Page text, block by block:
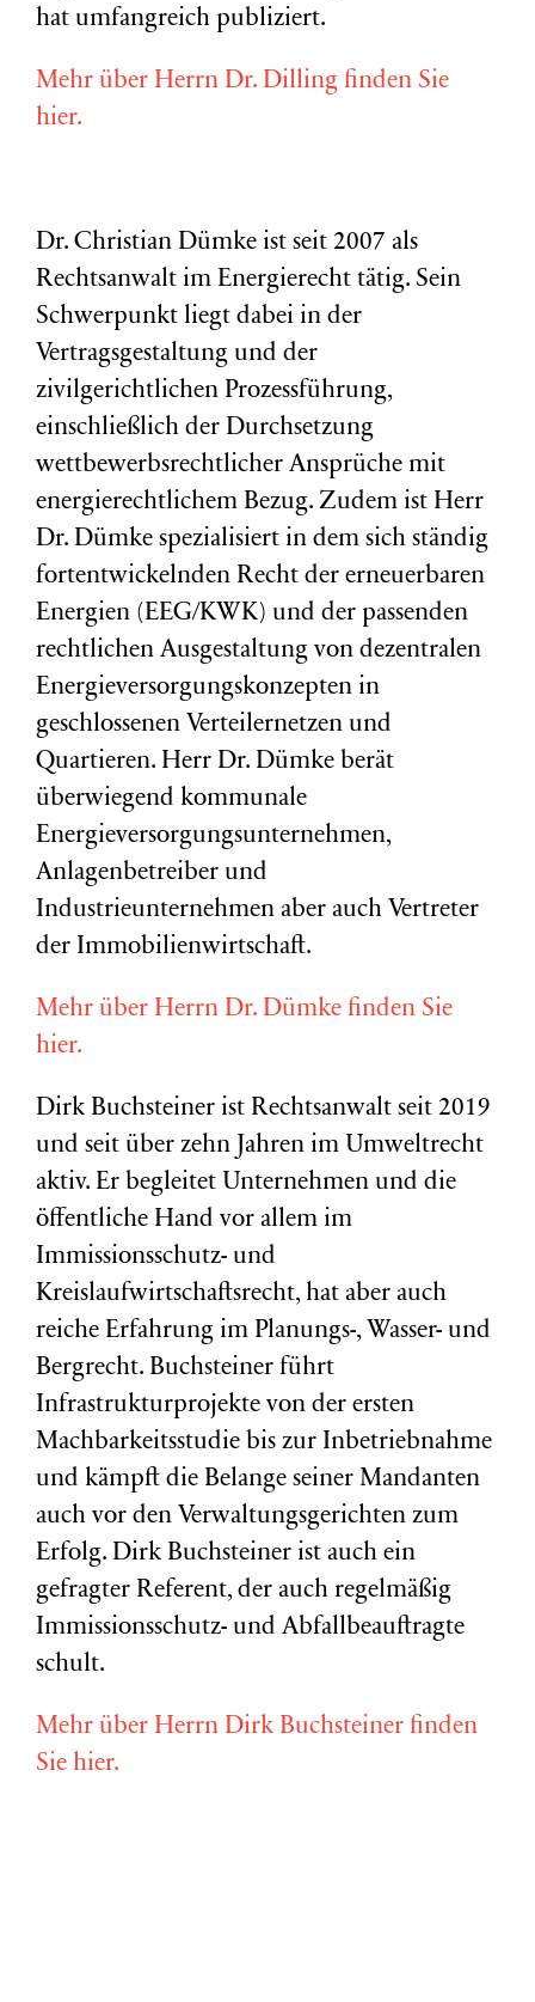
hat umfangreich publiziert.
Mehr über Herrn Dr. Dilling finden Sie
hier.
Dr. Christian Dümke ist seit 2007 als
Rechtsanwalt im Energierecht tätig. Sein
Schwerpunkt liegt dabei in der
Vertragsgestaltung und der
zivilgerichtlichen Prozessführung,
einschließlich der Durchsetzung
wettbewerbsrechtlicher Ansprüche mit
energierechtlichem Bezug. Zudem ist Herr
Dr. Dümke spezialisiert in dem sich ständig
fortentwickelnden Recht der erneuerbaren
Energien (EEG/KWK) und der passenden
rechtlichen Ausgestaltung von dezentralen
Energieversorgungskonzepten in
geschlossenen Verteilernetzen und
Quartieren. Herr Dr. Dümke berät
überwiegend kommunale
Energieversorgungsunternehmen,
Anlagenbetreiber und
Industrieunternehmen aber auch Vertreter
der Immobilienwirtschaft.
Mehr über Herrn Dr. Dümke finden Sie
hier.
Dirk Buchsteiner ist Rechtsanwalt seit 2019
und seit über zehn Jahren im Umweltrecht
aktiv. Er begleitet Unternehmen und die
öffentliche Hand vor allem im
Immissionsschutz- und
Kreislaufwirtschaftsrecht, hat aber auch
reiche Erfahrung im Planungs-, Wasser- und
Bergrecht. Buchsteiner führt
Infrastrukturprojekte von der ersten
Machbarkeitsstudie bis zur Inbetriebnahme
und kämpft die Belange seiner Mandanten
auch vor den Verwaltungsgerichten zum
Erfolg. Dirk Buchsteiner ist auch ein
gefragter Referent, der auch regelmäßig
Immissionsschutz- und Abfallbeauftragte
schult.
Mehr über Herrn Dirk Buchsteiner finden
Sie hier.